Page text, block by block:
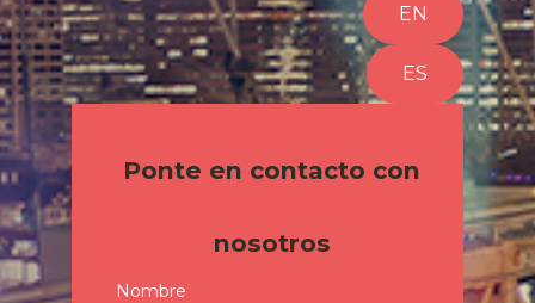
EN
ES
Ponte en contacto con
nosotros
Nombre